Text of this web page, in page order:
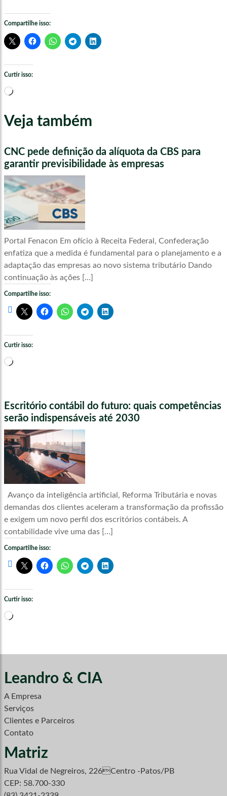
Compartilhe isso:
Curtir isso:
Carregando...
Veja também
CNC pede definição da alíquota da CBS para
garantir previsibilidade às empresas
Portal Fenacon Em ofício à Receita Federal, Confederação
enfatiza que a medida é fundamental para o planejamento e a
adaptação das empresas ao novo sistema tributário Dando
continuação às ações […]
Compartilhe isso:
Curtir isso:
Carregando...
Escritório contábil do futuro: quais competências
serão indispensáveis até 2030
Avanço da inteligência artificial, Reforma Tributária e novas
demandas dos clientes aceleram a transformação da profissão
e exigem um novo perfil dos escritórios contábeis. A
contabilidade vive uma das […]
Compartilhe isso:
Curtir isso:
Carregando...
Leandro & CIA
A Empresa
Serviços
Clientes e Parceiros
Contato
Matriz
Rua Vidal de Negreiros, 226Centro -Patos/PB
CEP: 58.700-330